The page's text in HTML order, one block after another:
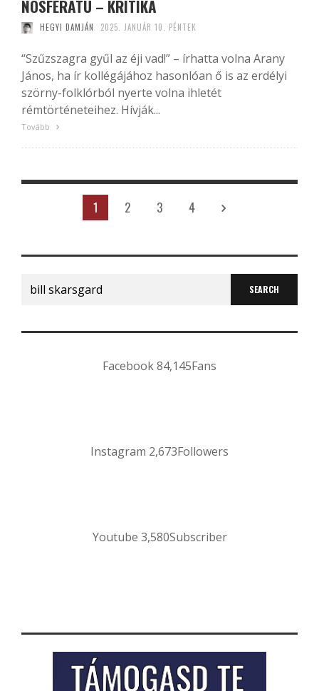
NOSFERATU – KRITIKA
HEGYI DAMJÁN 2025. JANUÁR 10. PÉNTEK
“Szűzszagra gyűl az éji vad!” – írhatta volna Arany
János, ha ír kollégájához hasonlóan ő is az erdélyi
szörny-folklórból nyerte volna ihletét
rémtörténeteihez. Hívják...
Tovább
1 2 3 4
Search
for:
Facebook84,145Fans
Instagram 2,673Followers
Youtube 3,580Subscriber